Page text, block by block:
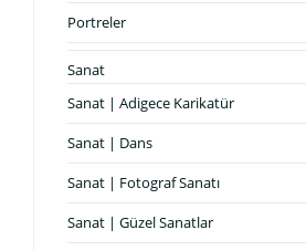
Portreler
Sanat
Sanat | Adigece Karikatür
Sanat | Dans
Sanat | Fotograf Sanatı
Sanat | Güzel Sanatlar